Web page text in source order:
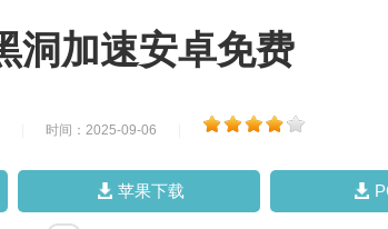
洞加速安卓免费
时间：2025-09-06
苹果下载